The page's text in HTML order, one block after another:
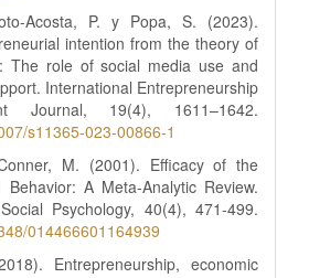
Acosta, P. y Popa, S. (2023).
intention from the theory of
The role of social media use and
International Entrepreneurship
Journal, 19(4), 1611–1642.
s11365-023-00866-1
M. (2001). Efficacy of the
A Meta‐Analytic Review.
Psychology, 40(4), 471-499.
014466601164939
Entrepreneurship, economic